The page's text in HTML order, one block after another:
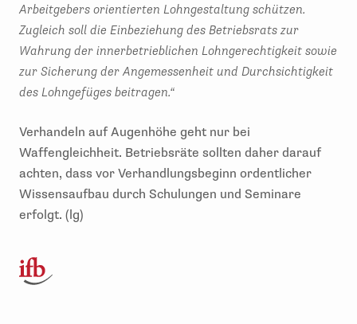
Arbeitgebers orientierten Lohngestaltung schützen.
Zugleich soll die Einbeziehung des Betriebsrats zur
Wahrung der innerbetrieblichen Lohngerechtigkeit sowie
zur Sicherung der Angemessenheit und Durchsichtigkeit
des Lohngefüges beitragen.“
Verhandeln auf Augenhöhe geht nur bei
Waffengleichheit. Betriebsräte sollten daher darauf
achten, dass vor Verhandlungsbeginn ordentlicher
Wissensaufbau durch Schulungen und Seminare
erfolgt. (lg)